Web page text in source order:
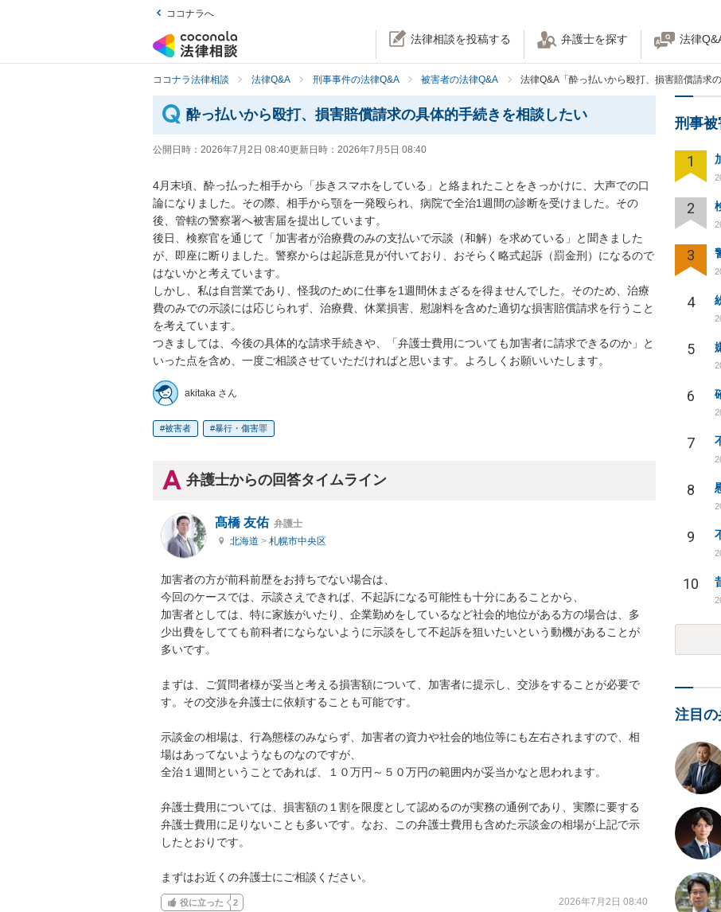
ココナラへ
法律相談を投稿する 弁護士を探す 法律
ココナラ法律相談 法律Q&A 刑事事件の法律Q&A 被害者の法律Q&A 法律Q&A「酔っ払いから殴打、損害賠償請求
酔っ払いから殴打、損害賠償請求の具体的手続きを相談したい
公開日時： 2026年7月2日 08:40更新日時： 2026年7月5日 08:40
4月末頃、酔っ払った相手から「歩きスマホをしている」と絡まれたことをきっかけに、大声での口
論になりました。その際、相手から顎を一発殴られ、病院で全治1週間の診断を受けました。その
後、管轄の警察署へ被害届を提出しています。
​後日、検察官を通じて「加害者が治療費のみの支払いで示談（和解）を求めている」と聞きました
が、即座に断りました。警察からは起訴意見が付いており、おそらく略式起訴（罰金刑）になるので
はないかと考えています。
​しかし、私は自営業であり、怪我のために仕事を1週間休まざるを得ませんでした。そのため、治療
費のみでの示談には応じられず、治療費、休業損害、慰謝料を含めた適切な損害賠償請求を行うこと
を考えています。
​つきましては、今後の具体的な請求手続きや、「弁護士費用についても加害者に請求できるのか」と
いった点を含め、一度ご相談させていただければと思います。よろしくお願いいたします。
akitaka さん
被害者 暴行・傷害罪
弁護士からの回答タイムライン
髙橋 友佑 弁護士
北海道 > 札幌市中央区
加害者の方が前科前歴をお持ちでない場合は、
今回のケースでは、示談さえできれば、不起訴になる可能性も十分にあることから、
加害者としては、特に家族がいたり、企業勤めをしているなど社会的地位がある方の場合は、多
少出費をしてても前科者にならないように示談をして不起訴を狙いたいという動機があることが
多いです。
まずは、ご質問者様が妥当と考える損害額について、加害者に提示し、交渉をすることが必要で
す。その交渉を弁護士に依頼することも可能です。
示談金の相場は、行為態様のみならず、加害者の資力や社会的地位等にも左右されますので、相
場はあってないようなものなのですが、
全治１週間ということであれば、１０万円～５０万円の範囲内が妥当かなと思われます。
弁護士費用については、損害額の１割を限度として認めるのが実務の通例であり、実際に要する
弁護士費用に足りないことも多いです。なお、この弁護士費用も含めた示談金の相場が上記で示
したとおりです。
まずはお近くの弁護士にご相談ください。
役に立った 2 2026年7月2日 08:40
刑事
1
2
3
4
5
6
7
8
9
10
注目